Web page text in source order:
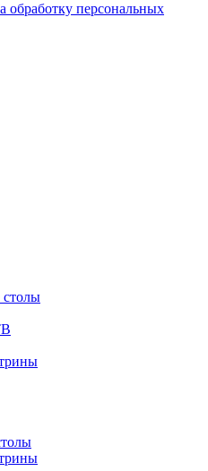
обработку персональных